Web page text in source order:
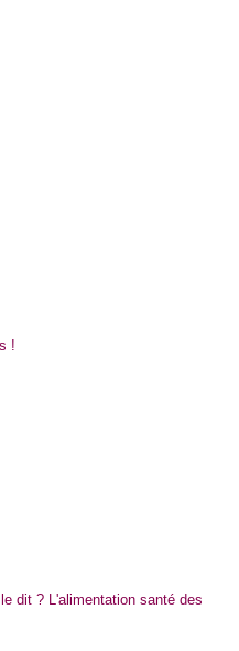
!
dit ? L'alimentation santé des